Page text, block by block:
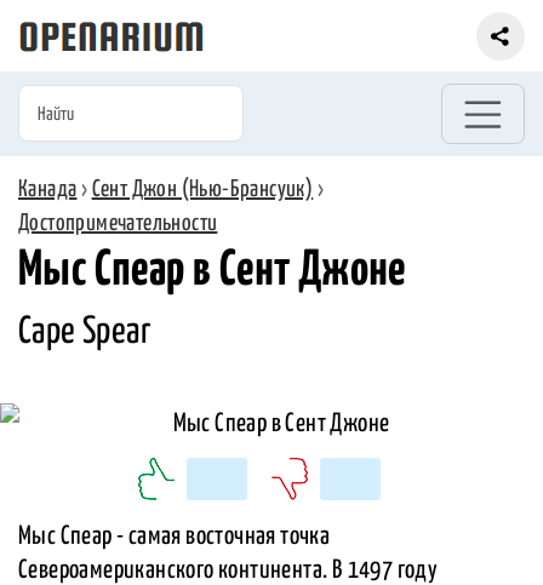
Канада › Сент Джон (Нью-Брансуик) ›
Достопримечательности
Мыс Спеар в Сент Джоне
Cape Spear
Мыс Спеар - самая восточная точка
Североамериканского континента. В 1497 году